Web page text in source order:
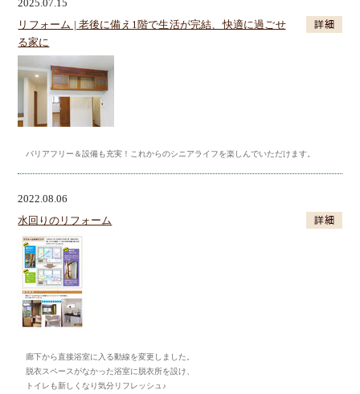
2025.07.15
リフォーム | 老後に備え1階で生活が完結、快適に過ごせ
る家に
バリアフリー＆設備も充実！これからのシニアライフを楽しんでいただけます。
2022.08.06
水回りのリフォーム
廊下から直接浴室に入る動線を変更しました。
脱衣スペースがなかった浴室に脱衣所を設け、
トイレも新しくなり気分リフレッシュ♪